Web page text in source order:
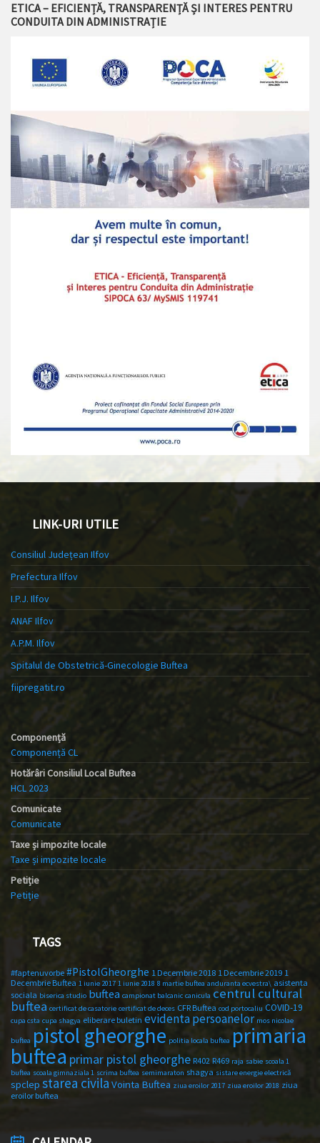
ETICA – EFICIENȚĂ, TRANSPARENȚĂ ȘI INTERES PENTRU
CONDUITA DIN ADMINISTRAȚIE
LINK-URI UTILE
Consiliul Județean Ilfov
Prefectura Ilfov
I.P.J. Ilfov
ANAF Ilfov
A.P.M. Ilfov
Spitalul de Obstetrică-Ginecologie Buftea
fiipregatit.ro
Componență
Componență CL
Hotărâri Consiliul Local Buftea
HCL 2023
Comunicate
Comunicate
Taxe și impozite locale
Taxe și impozite locale
Petiție
Petiție
TAGS
#faptenuvorbe #PistolGheorghe 1 Decembrie 2018 1 Decembrie 2019 1
Decembrie Buftea 1 iunie 2017 1 iunie 2018 8 martie buftea anduranta ecvestra\ asistenta
sociala biserica studio buftea campionat balcanic canicula centrul cultural
buftea certificat de casatorie certificat de deces CFR Buftea cod portocaliu COVID-19
cupa csta cupa shagya eliberare buletin evidenta persoanelor mos nicolae
buftea pistol gheorghe politia locala buftea primaria
buftea primar pistol gheorghe R402 R469 raja sabie scoala 1
buftea scoala gimnaziala 1 scrima buftea semimaraton shagya sistare energie electrică
spclep starea civila Vointa Buftea ziua eroilor 2017 ziua eroilor 2018 ziua
eroilor buftea